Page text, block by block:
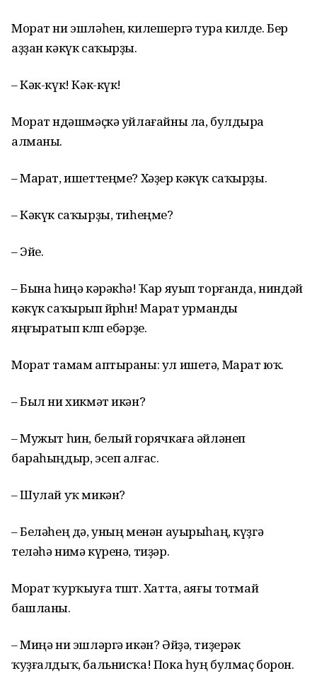
Морат ни эшләһен, килешергә тура килде. Бер
аҙҙан кәкүк саҡырҙы.
– Кәк-күк! Кәк-күк!
Морат өндәшмәҫкә уйлағайны ла, булдыра
алманы.
– Марат, ишеттеңме? Хәҙер кәкүк саҡырҙы.
– Кәкүк саҡырҙы, тиһеңме?
– Эйе.
– Бына һиңә кәрәкһә! Ҡар яуып торғанда, ниндәй
кәкүк саҡырып йөрөһөн! Марат урманды
яңғыратып көлөп ебәрҙе.
Морат тамам аптыраны: ул ишетә, Марат юҡ.
– Был ни хикмәт икән?
– Мужыт һин, белый горячкаға әйләнеп
бараһыңдыр, эсеп алғас.
– Шулай уҡ микән?
– Беләһең дә, уның менән ауырыһаң, күҙгә
теләһә нимә күренә, тиҙәр.
Морат ҡурҡыуға төштө. Хатта, аяғы тотмай
башланы.
– Миңә ни эшләргә икән? Әйҙә, тиҙерәк
ҡуҙғалдыҡ, бальнисҡа! Пока һуң булмаҫ борон.